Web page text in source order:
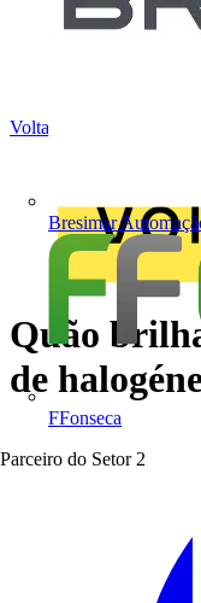
Bresimar
FFonseca
Parceiro do Setor 2
Voltar para Notícias
Quão
de